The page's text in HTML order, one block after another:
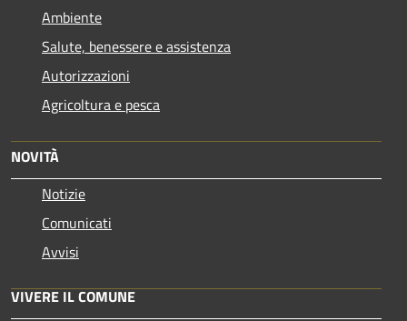
Ambiente
Salute, benessere e assistenza
Autorizzazioni
Agricoltura e pesca
NOVITÀ
Notizie
Comunicati
Avvisi
VIVERE IL COMUNE